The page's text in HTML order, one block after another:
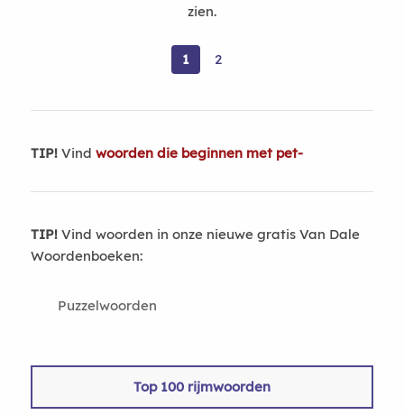
zien.
1 2
TIP!Vind woorden die beginnen met pet-
TIP!Vind woorden in onze nieuwe gratis Van Dale
Woordenboeken:
Puzzelwoorden
Top 100 rijmwoorden